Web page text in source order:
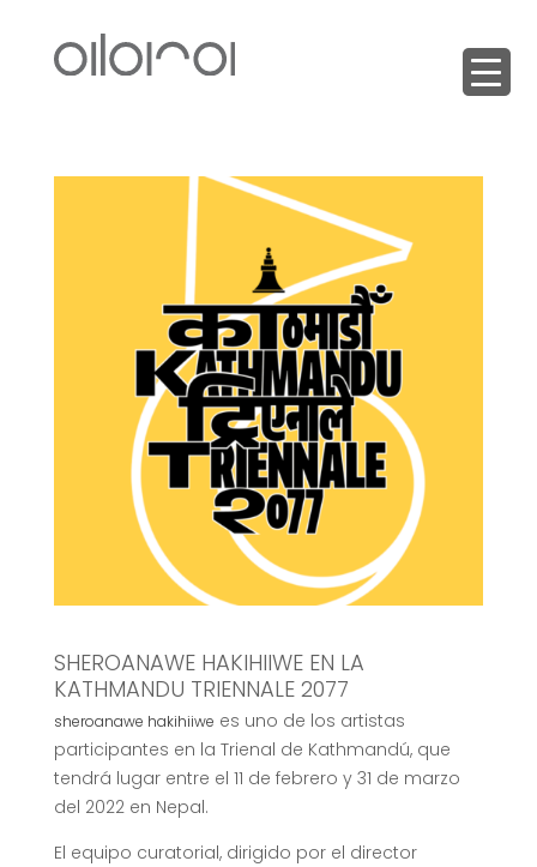
SHEROANAWE HAKIHIIWE EN LA
KATHMANDU TRIENNALE 2077
sheroanawe hakihiiwe es uno de los artistas
participantes en la Trienal de Kathmandú, que
tendrá lugar entre el 11 de febrero y 31 de marzo
del 2022 en Nepal.
El equipo curatorial, dirigido por el director